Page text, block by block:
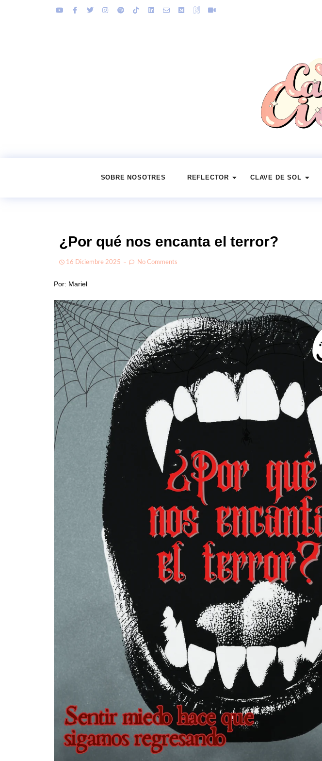
SOBRE NOSOTRES REFLECTOR CLAVE DE SOL
¿Por qué nos encanta el terror?
16 Diciembre 2025 No Comments
Por: Mariel